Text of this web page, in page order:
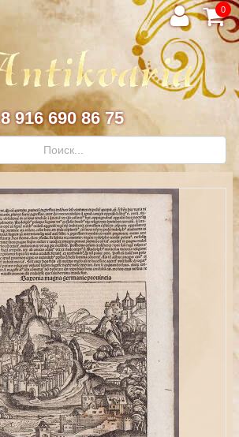
0
8 916 690 86 75